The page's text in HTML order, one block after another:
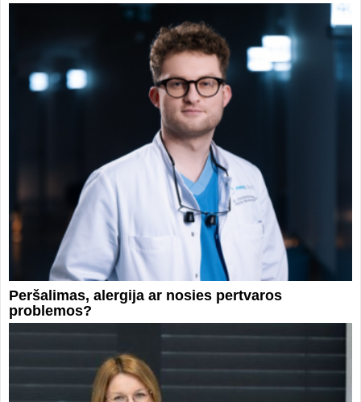
Peršalimas, alergija ar nosies pertvaros
problemos?